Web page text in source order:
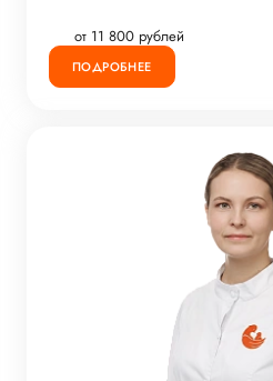
от 11 800 рублей
ПОДРОБНЕЕ